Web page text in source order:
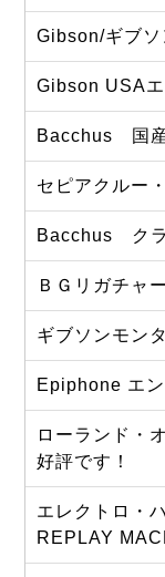
Gibson/ギブ
Gibson USA
Bacchus 国
セピアクルー
Bacchus ク
ＢＧリガチャ
ギブソンモン
Epiphone エ
ローランド・
好評です！
エレクトロ・
REPLAY